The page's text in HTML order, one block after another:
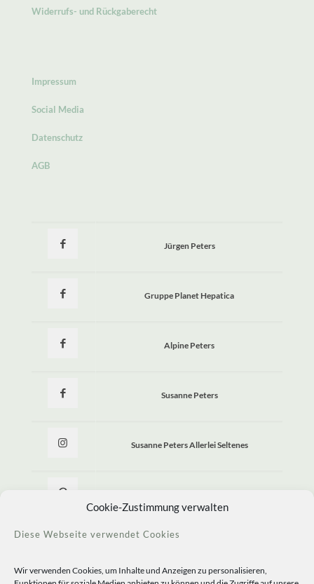
Cookie-Zustimmung verwalten
Diese Webseite verwendet Cookies
Wir verwenden Cookies, um Inhalte und Anzeigen zu personalisieren,
Widerrufs- und Rückgaberecht
Impressum
Social Media
Datenschutz
AGB
Jürgen Peters
Gruppe Planet Hepatica
Alpine Peters
Susanne Peters
Susanne Peters Allerlei Seltenes